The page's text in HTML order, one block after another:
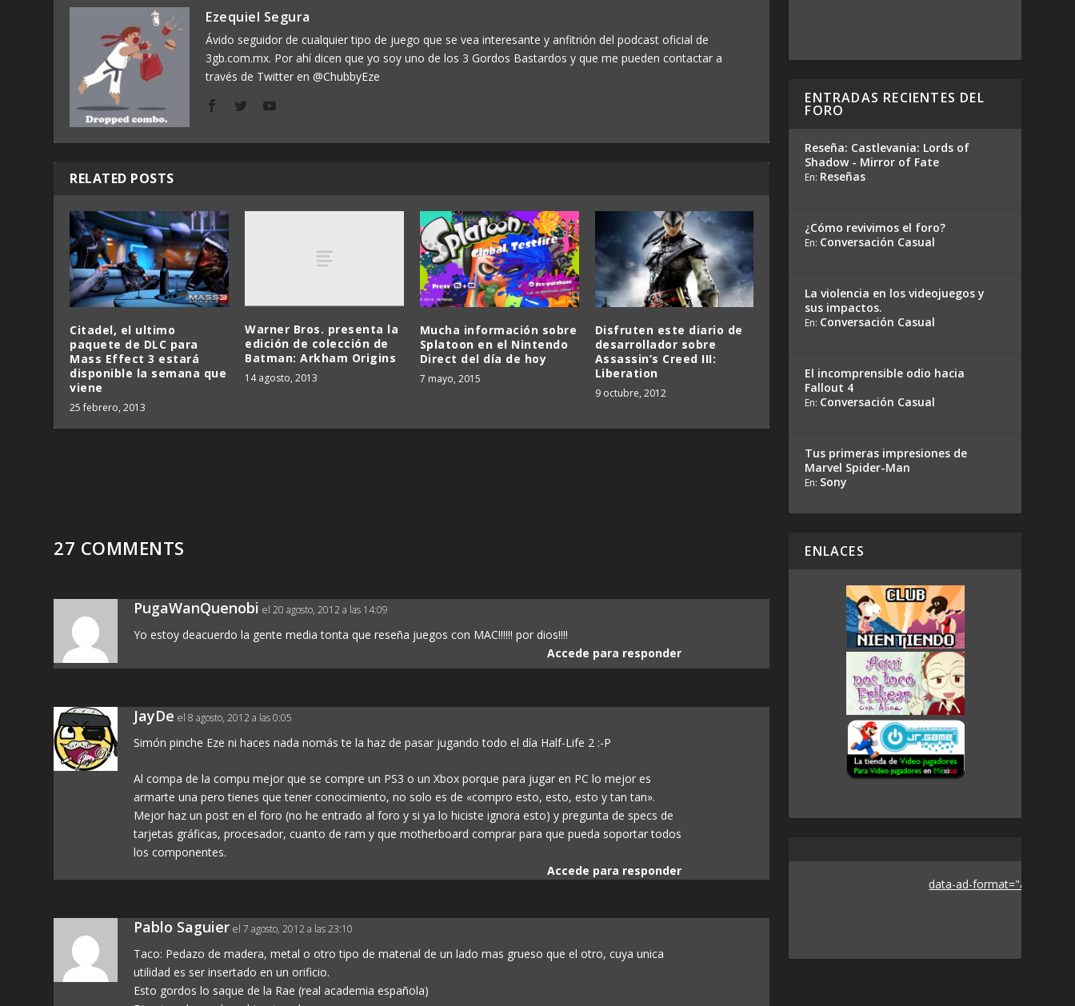
m
o
s
m
i
n
u
i
r
e
l
v
Ezequiel Segura
Ávido seguidor de cualquier tipo de juego que se vea interesante y anfitrión del podcast oficial de
3gb.com.mx. Por ahí dicen que yo soy uno de los 3 Gordos Bastardos y que me pueden contactar a
través de Twitter en @ChubbyEze
RELATED POSTS
Citadel, el ultimo
paquete de DLC para
Mass Effect 3 estará
disponible la semana que
viene
25 febrero, 2013
Warner Bros. presenta la
edición de colección de
Batman: Arkham Origins
14 agosto, 2013
Mucha información sobre
Splatoon en el Nintendo
Direct del día de hoy
7 mayo, 2015
Disfruten este diario de
desarrollador sobre
Assassin’s Creed III:
Liberation
9 octubre, 2012
27 COMMENTS
PugaWanQuenobi el 20 agosto, 2012 a las 14:09
Yo estoy deacuerdo la gente media tonta que reseña juegos con MAC!!!!!! por dios!!!!
Accede para responder
JayDe el 8 agosto, 2012 a las 0:05
Simón pinche Eze ni haces nada nomás te la haz de pasar jugando todo el día Half-Life 2 :-P
Al compa de la compu mejor que se compre un PS3 o un Xbox porque para jugar en PC lo mejor es
armarte una pero tienes que tener conocimiento, no solo es de «compro esto, esto, esto y tan tan».
Mejor haz un post en el foro (no he entrado al foro y si ya lo hiciste ignora esto) y pregunta de specs de
tarjetas gráficas, procesador, cuanto de ram y que motherboard comprar para que pueda soportar todos
los componentes.
Accede para responder
Pablo Saguier el 7 agosto, 2012 a las 23:10
Taco: Pedazo de madera, metal o otro tipo de material de un lado mas grueso que el otro, cuya unica
utilidad es ser insertado en un orificio.
Esto gordos lo saque de la Rae (real academia española)
ENTRADAS RECIENTES DEL
FORO
Reseña: Castlevania: Lords of
Shadow - Mirror of Fate
En: Reseñas
¿Cómo revivimos el foro?
En: Conversación Casual
La violencia en los videojuegos y
sus impactos.
En: Conversación Casual
El incomprensible odio hacia
Fallout 4
En: Conversación Casual
Tus primeras impresiones de
Marvel Spider-Man
En: Sony
ENLACES
data-ad-format="auto">